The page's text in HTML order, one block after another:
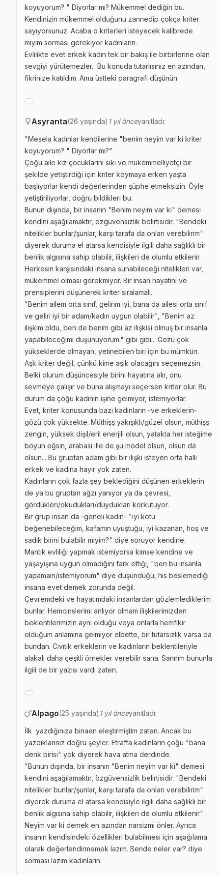
koyuyorum? " Diyorlar mı? Mükemmel dediğin bu.
Kendinizin mükemmel olduğunu zannedip çokça kriter
sayıyorsunuz. Acaba o kriterleri isteyecek kalibrede
miyim sorması gerekiyor kadınların.
Evlilikte evet erkek kadın tek bir bakış ile birbirlerine olan
sevgiyi yürütemezler. Bu konuda tutarlısınız en azından,
fikrinize katıldım. Ama üstteki paragrafı düşünün.
Asyranta(26 yaşında) 1 yıl önceyanıtladı:
"Mesela kadınlar kendilerine "benim neyim var ki kriter
koyuyorum? " Diyorlar mı?"
Çoğu aile kız çocuklarını sıkı ve mükemmelliyetçi bir
şekilde yetiştirdiği için kriter koymaya erken yaşta
başlıyorlar kendi değerlerinden şüphe etmeksizin. Öyle
yetiştiriliyorlar, doğru bildikleri bu.
Bunun dışında, bir insanın "Benim neyim var ki" demesi
kendini aşağılamaktır, özgüvensizlik belirtisidir. "Bendeki
nitelikler bunlar/şunlar, karşı tarafa da onları verebilirim"
diyerek duruma el atarsa kendisiyle ilgili daha sağlıklı bir
benlik algısına sahip olabilir, ilişkileri de olumlu etkilenir.
Herkesin karşısındaki insana sunabileceği nitelikleri var,
mükemmel olması gerekmiyor. Bir insan hayatını ve
prensiplerini düşünerek kriter sıralamalı.
"Benim ailem orta sınıf, gelirim iyi, bana da ailesi orta sınıf
ve geliri iyi bir adam/kadın uygun olabilir", "Benim az
ilişkim oldu, ben de benim gibi az ilişkisi olmuş bir insanla
yapabileceğimi düşünüyorum." gibi gibi... Gözü çok
yükseklerde olmayan, yetinebilen biri için bu mümkün.
Aşk kriter değil, çünkü kime aşık olacağını seçemezsin.
Belki olurum düşüncesiyle birini hayatına alır, onu
sevmeye çalışır ve buna alışmayı seçersen kriter olur. Bu
durum da çoğu kadının işine gelmiyor, istemiyorlar.
Evet, kriter konusunda bazı kadınların -ve erkeklerin-
gözü çok yüksekte. Müthişş yakışıklı/güzel olsun, müthişş
zengin, yüksek dişil/eril enerjili olsun, yatakta her isteğime
boyun eğsin, arabası ille de şu model olsun, olsun da
olsun... Bu gruptan adam gibi bir ilişki isteyen orta halli
erkek ve kadına hayır yok zaten.
Kadınların çok fazla şey beklediğini düşünen erkeklerin
de ya bu gruptan ağzı yanıyor ya da çevresi,
gördükleri/okudukları/duydukları korkutuyor.
Bir grup insan da -geneli kadın- "iyi kötü
beğenebileceğim, kafamın uyuştuğu, iyi kazanan, hoş ve
sadık birini bulabilir miyim?" diye soruyor kendine.
Mantık evliliği yapmak istemiyorsa kimse kendine ve
yaşayışına uygun olmadığını fark ettiği, "ben bu insanla
yapamam/istemiyorum" diye düşündüğü, his beslemediği
insana evet demek zorunda değil.
Çevremdeki ve hayatımdaki insanlardan gözlemlediklerim
bunlar. Hemcinslerimi anlıyor olmam ilişkilerimizden
beklentilerimizin aynı olduğu veya onlarla hemfikir
olduğum anlamına gelmiyor elbette, bir tutarsızlık varsa da
bundan. Cıvıtık erkeklerin ve kadınların beklentileriyle
alakalı daha çeşitli örnekler verebilir sana. Sanırım bununla
ilgili de bir yazısı vardı zaten.
Alpago(25 yaşında) 1 yıl önceyanıtladı:
İlk yazdığınıza binaen eleştirmiştim zaten. Ancak bu
yazdıklarınız doğru şeyler. Etrafta kadınların çoğu "bana
denk birisi" yok diyerek hava atma derdinde.
"Bunun dışında, bir insanın "Benim neyim var ki" demesi
kendini aşağılamaktır, özgüvensizlik belirtisidir. "Bendeki
nitelikler bunlar/şunlar, karşı tarafa da onları verebilirim"
diyerek duruma el atarsa kendisiyle ilgili daha sağlıklı bir
benlik algısına sahip olabilir, ilişkileri de olumlu etkilenir"
Neyim var ki demek en azından narsizmi önler. Ayrıca
insanın kendisindeki özellikleri bulabilmesi için aşağılama
olarak değerlendirmemek lazım. Bende neler var? diye
sorması lazım kadınların.